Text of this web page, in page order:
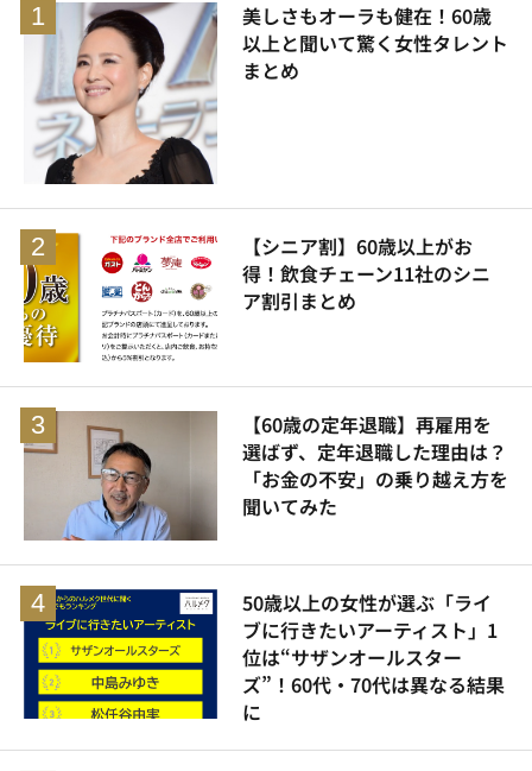
美しさもオーラも健在！60歳
以上と聞いて驚く女性タレント
まとめ
【シニア割】60歳以上がお
得！飲食チェーン11社のシニ
ア割引まとめ
【60歳の定年退職】再雇用を
選ばず、定年退職した理由は？
「お金の不安」の乗り越え方を
聞いてみた
50歳以上の女性が選ぶ「ライ
ブに行きたいアーティスト」1
位は“サザンオールスター
ズ”！60代・70代は異なる結果
に